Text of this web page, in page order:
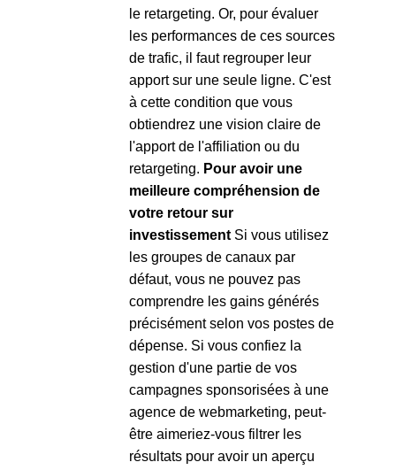
le retargeting. Or, pour évaluer
les performances de ces sources
de trafic, il faut regrouper leur
apport sur une seule ligne. C'est
à cette condition que vous
obtiendrez une vision claire de
l'apport de l'affiliation ou du
retargeting. Pour avoir une
meilleure compréhension de
votre retour sur
investissement Si vous utilisez
les groupes de canaux par
défaut, vous ne pouvez pas
comprendre les gains générés
précisément selon vos postes de
dépense. Si vous confiez la
gestion d'une partie de vos
campagnes sponsorisées à une
agence de webmarketing, peut-
être aimeriez-vous filtrer les
résultats pour avoir un aperçu